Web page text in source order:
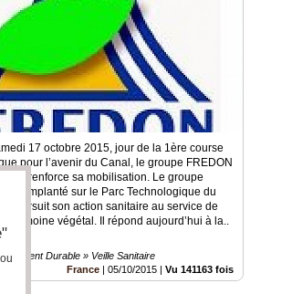
17 octobre 2015, jour de la 1ère course
pour l’avenir du Canal, le groupe FREDON
et renforce sa mobilisation. Le groupe
implanté sur le Parc Technologique du
poursuit son action sanitaire au service de
patrimoine végétal. Il répond aujourd’hui à la..
Durable » Veille Sanitaire
France |05/10/2015 |Vu 141163 fois